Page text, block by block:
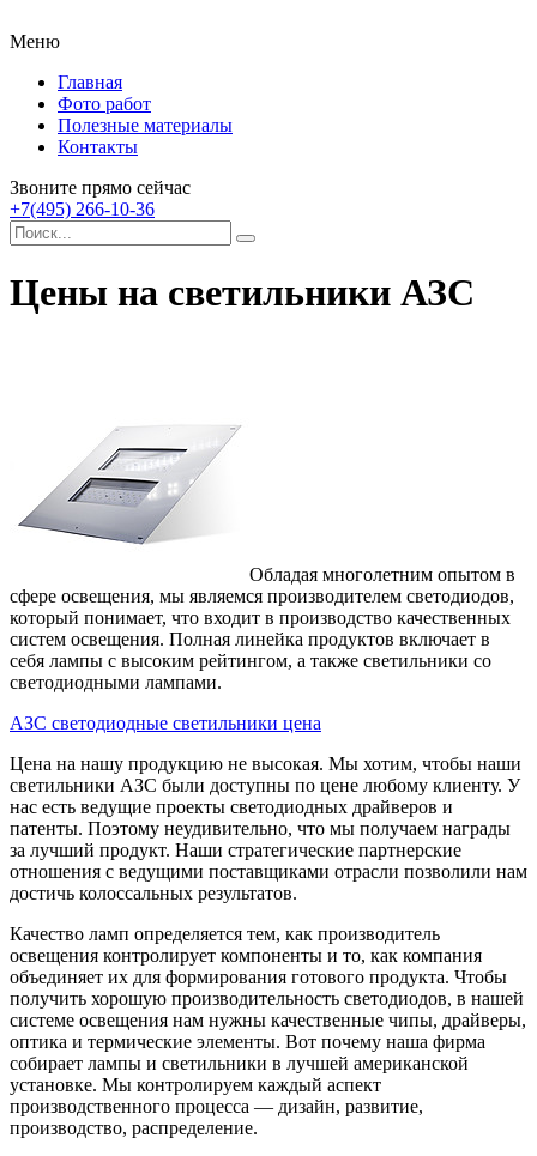
Меню
Главная
Фото работ
Полезные материалы
Контакты
Звоните прямо сейчас
+7(495) 266-10-36
Цены на светильники АЗС
Обладая многолетним опытом в
сфере освещения, мы являемся производителем светодиодов,
который понимает, что входит в производство качественных
систем освещения. Полная линейка продуктов включает в
себя лампы с высоким рейтингом, а также светильники со
светодиодными лампами.
АЗС светодиодные светильники цена
Цена на нашу продукцию не высокая. Мы хотим, чтобы наши
светильники АЗС были доступны по цене любому клиенту. У
нас есть ведущие проекты светодиодных драйверов и
патенты. Поэтому неудивительно, что мы получаем награды
за лучший продукт. Наши стратегические партнерские
отношения с ведущими поставщиками отрасли позволили нам
достичь колоссальных результатов.
Качество ламп определяется тем, как производитель
освещения контролирует компоненты и то, как компания
объединяет их для формирования готового продукта. Чтобы
получить хорошую производительность светодиодов, в нашей
системе освещения нам нужны качественные чипы, драйверы,
оптика и термические элементы. Вот почему наша фирма
собирает лампы и светильники в лучшей американской
установке. Мы контролируем каждый аспект
производственного процесса — дизайн, развитие,
производство, распределение.